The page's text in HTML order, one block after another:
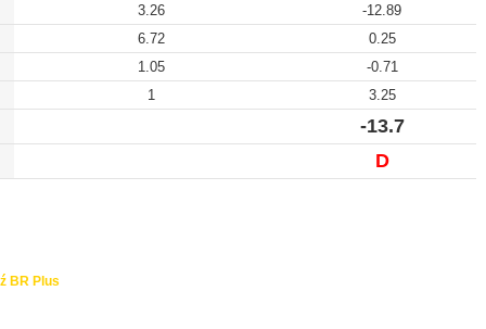
3.26
-12.89
6.72
0.25
1.05
-0.71
1
3.25
-13.7
D
BR Plus